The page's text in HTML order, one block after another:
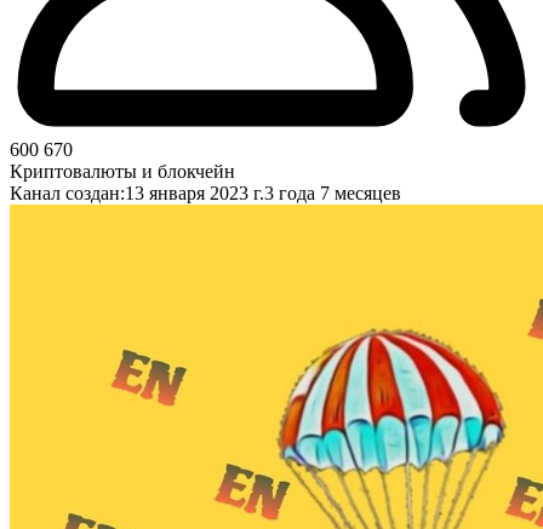
600 670
Криптовалюты и блокчейн
Канал создан:13 января 2023 г.3 года 7 месяцев